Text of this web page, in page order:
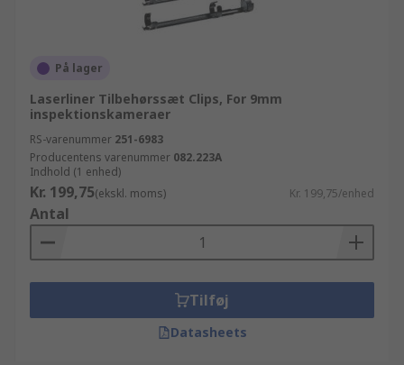
På lager
Laserliner Tilbehørssæt Clips, For 9mm
inspektionskameraer
RS-varenummer 251-6983
Producentens varenummer 082.223A
Indhold (1 enhed)
Kr. 199,75(ekskl. moms) Kr. 199,75/enhed
Antal
Tilføj
Datasheets